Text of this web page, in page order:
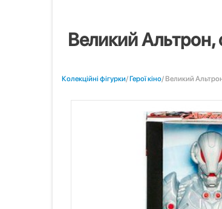
Великий
Колекційні фігурки/Герої кіно/ Великий